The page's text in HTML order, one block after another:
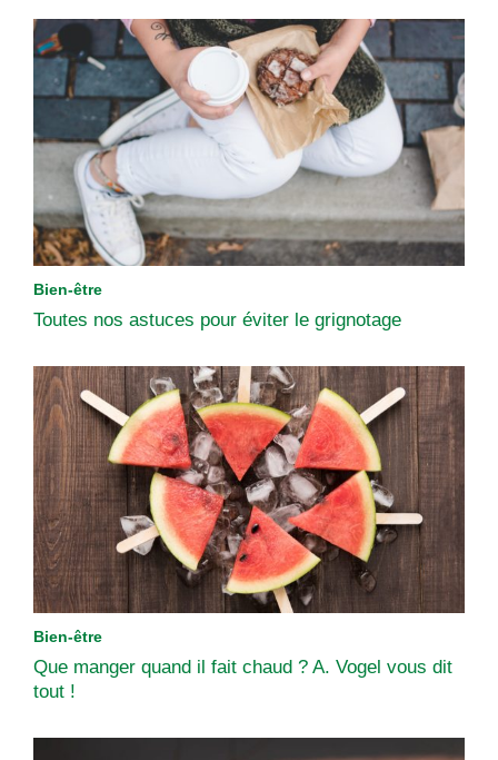
Bien-être
Toutes nos astuces pour éviter le grignotage
Bien-être
Que manger quand il fait chaud ? A. Vogel vous dit
tout !